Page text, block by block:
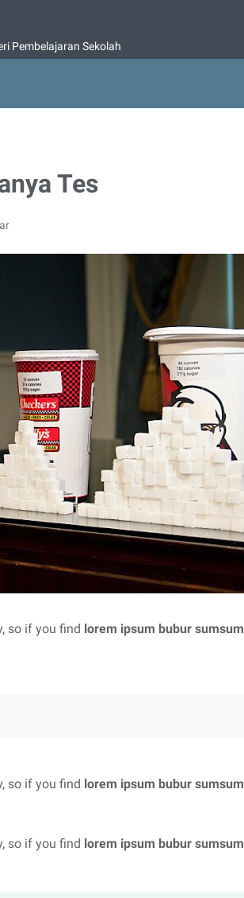
Pembelajaran Sekolah
Tes
so if you find lorem ipsum bubur sumsum
so if you find lorem ipsum bubur sumsum
so if you find lorem ipsum bubur sumsum